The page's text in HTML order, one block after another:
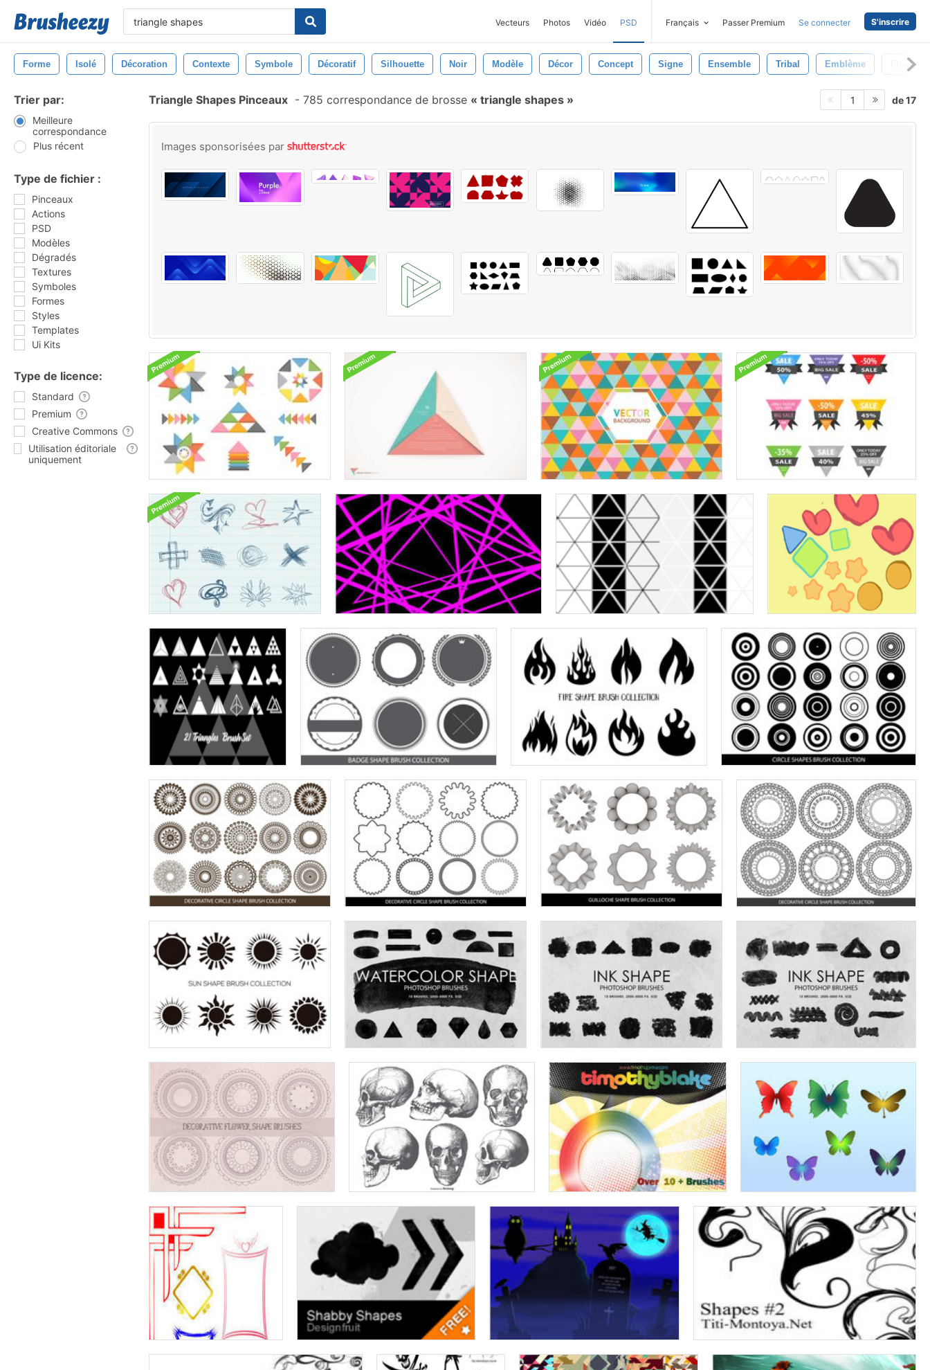
Vecteurs Photos Vidéo PSD Français Passer Premium Se connecter S'inscrire
Forme Isolé Décoration Contexte Symbole Décoratif Silhouette Noir Modèle Décor Concept Signe Ensemble Tribal Emblème
Trier par:
Meilleure
correspondance
Plus récent
Type de fichier :
Pinceaux
Actions
PSD
Modèles
Dégradés
Textures
Symboles
Formes
Styles
Templates
Ui Kits
Type de licence:
Standard
Premium
Creative Commons
Utilisation éditoriale
uniquement
Triangle Shapes Pinceaux - 785 correspondance de brosse triangle shapes 1 de 17
Images sponsorisées par